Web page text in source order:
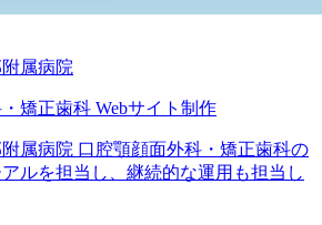
属病院
矯正歯科 Webサイト制作
属病院 口腔顎顔面外科・矯正歯科の
ルを担当し、継続的な運用も担当し